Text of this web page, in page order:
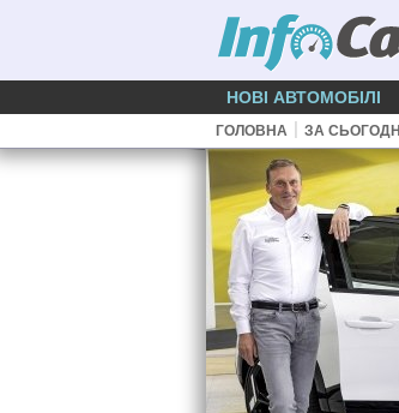
НОВІ АВТОМОБІЛІ
ГОЛОВНА | ЗА СЬОГОДНІ